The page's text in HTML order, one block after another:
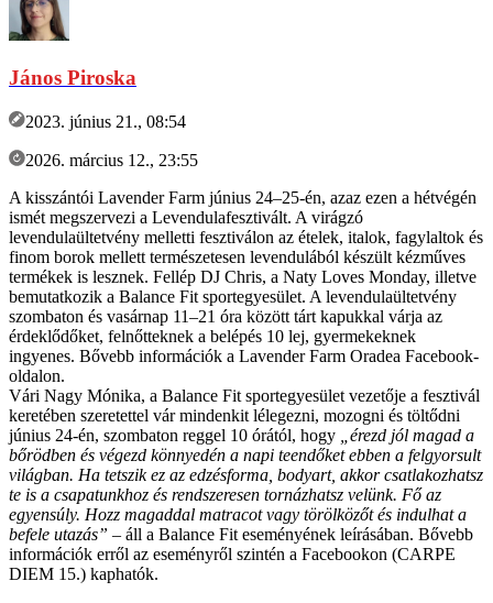
János Piroska
2023. június 21., 08:54
2026. március 12., 23:55
A kisszántói Lavender Farm június 24–25-én, azaz ezen a hétvégén
ismét megszervezi a Levendulafesztivált. A virágzó
levendulaültetvény melletti fesztiválon az ételek, italok, fagylaltok és
finom borok mellett természetesen levendulából készült kézműves
termékek is lesznek. Fellép DJ Chris, a Naty Loves Monday, illetve
bemutatkozik a Balance Fit sportegyesület. A levendulaültetvény
szombaton és vasárnap 11–21 óra között tárt kapukkal várja az
érdeklődőket, felnőtteknek a belépés 10 lej, gyermekeknek
ingyenes. Bővebb információk a Lavender Farm Oradea Facebook-
oldalon.
Vári Nagy Mónika, a Balance Fit sportegyesület vezetője a fesztivál
keretében szeretettel vár mindenkit lélegezni, mozogni és töltődni
június 24-én, szombaton reggel 10 órától, hogy
„érezd jól magad a
bőrödben és végezd könnyedén a napi teendőket ebben a felgyorsult
világban. Ha tetszik ez az edzésforma, bodyart, akkor csatlakozhatsz
te is a csapatunkhoz és rendszeresen tornázhatsz velünk. Fő az
egyensúly. Hozz magaddal matracot vagy törölközőt és indulhat a
befele utazás” – áll a Balance Fit eseményének leírásában. Bővebb
információk erről az eseményről szintén a Facebookon (CARPE
DIEM 15.) kaphatók.